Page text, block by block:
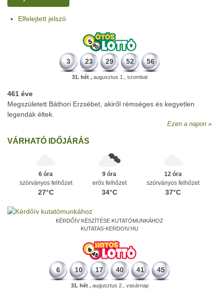
Elfelejtett jelszó
3 23 29 52 56
31. hét ,augusztus 1., szombat
461 éve
Megszületett Báthori Erzsébet, akiről rémséges és kegyetlen
legendák éltek.
Ezen a napon
VÁRHATÓ IDŐJÁRÁS
6 óra
szórványos felhőzet
27°C
9 óra
erős felhőzet
34°C
12 óra
szórványos felhőzet
37°C
KÉRDŐÍV KÉSZÍTÉSE KUTATÓMUNKÁHOZ
KUTATAS-KERDOIV.HU
6 10 17 40 41 45
31. hét ,augusztus 2., vasárnap